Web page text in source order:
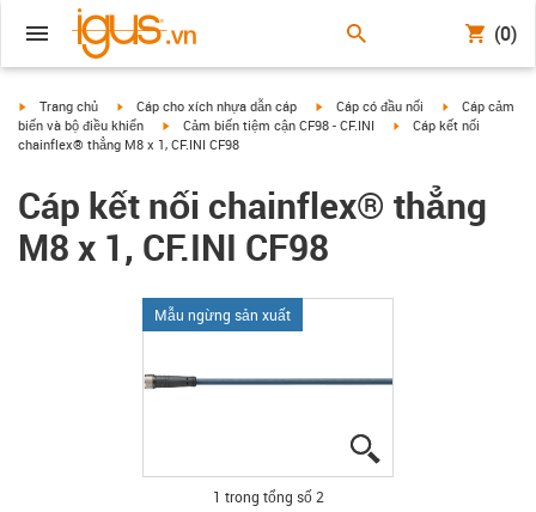
(0)
igus-icon-arrow-right
Trang chủ igus-icon-arrow-right
Cáp cho xích nhựa dẫn cáp igus-icon-arrow-right
Cáp có đầu nối igus-icon-
Cáp cảm
biến và bộ điều khiển
igus-icon-arrow-right
Cảm biến tiệm cận CF98 - CF.INI igus-icon-arrow-right
Cáp kết nối
chainflex® thẳng M8 x 1, CF.INI CF98
Cáp kết nối chainflex® thẳng
M8 x 1, CF.INI CF98
Mẫu ngừng sản xuất
1 trong tổng số 2